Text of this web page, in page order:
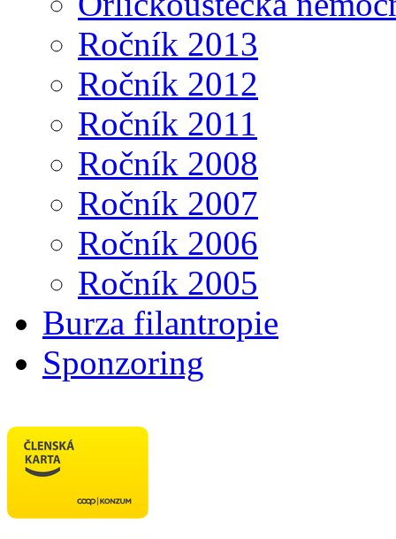
Ročník 2013
Ročník 2012
Ročník 2011
Ročník 2008
Ročník 2007
Ročník 2006
Ročník 2005
Burza filantropie
Sponzoring